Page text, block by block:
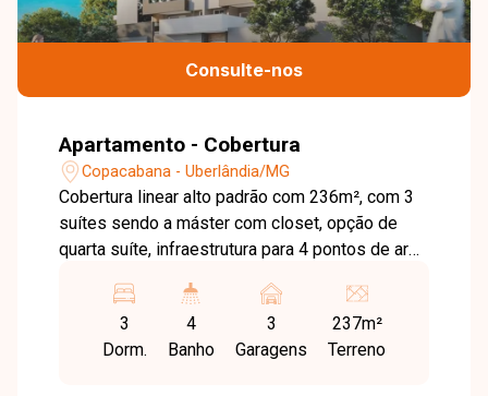
Consulte-nos
Apartamento - Cobertura
Copacabana - Uberlândia/MG
Cobertura linear alto padrão com 236m², com 3
suítes sendo a máster com closet, opção de
quarta suíte, infraestrutura para 4 pontos de ar
de serviço, acesso da cozinha para a varanda
gourmet, varanda multiuso, piscina privativa,
closet, lavabo, salão de festas, bicicletário e 3
3
Dorm.
4
Banho
3
Garagens
237m²
Terreno